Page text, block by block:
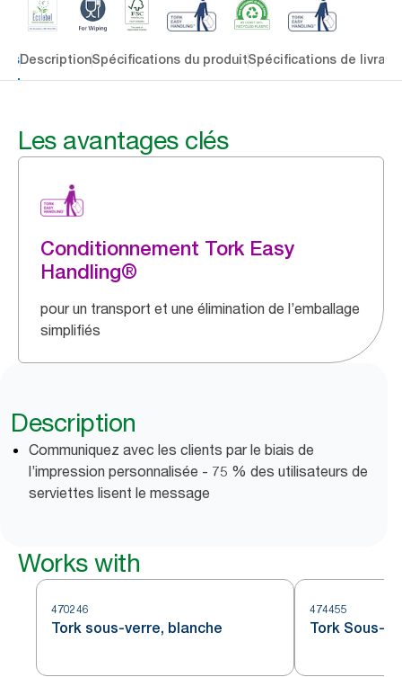
DescriptionSpécifications du produitSpécifications de
Les avantages clés
Conditionnement Tork Easy
Handling®
pour un transport et une élimination de l’emballage
simplifiés
Description
Communiquez avec les clients par le biais de
l’impression personnalisée - 75 % des utilisateurs de
serviettes lisent le message
Works with
470246
Tork sous-verre, blanche
474455
Tork Sous-